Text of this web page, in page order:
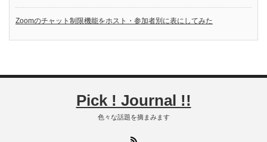
Zoomのチャット制限機能をホスト・参加者別に表にしてみた
Pick ! Journal !!
色々な話題を摘まみます